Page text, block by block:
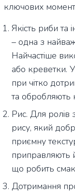
ключових
Якість риби та
– одна з
Найчастіше
або креветки.
при чітко
та
Рис. Для ролів
рису, який
приємну
приправляють
що робить
Дотримання